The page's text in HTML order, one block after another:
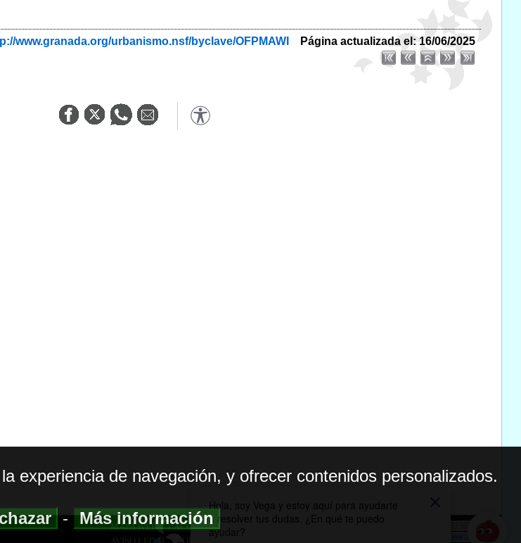
www.granada.org/urbanismo.nsf/byclave/OFPMAWI Página actualizada el: 16/06/2025
MAPA WEB|ACCESIBILIDAD
AVISO LEGAL| POLITICA DE PRIVACIDAD
experiencia de navegación, y ofrecer contenidos personalizados.
-Más información